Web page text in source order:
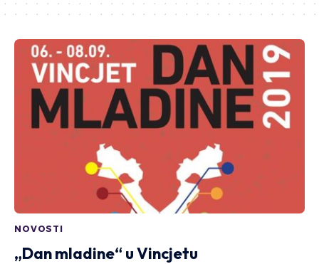
NOVOSTI
„Dan mladine“ u Vincjetu